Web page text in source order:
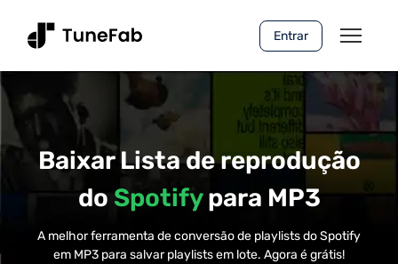
Entrar
Baixar Lista de reprodução
do Spotifypara MP3
A melhor ferramenta de conversão de playlists do Spotify
em MP3 para salvar playlists em lote. Agora é grátis!